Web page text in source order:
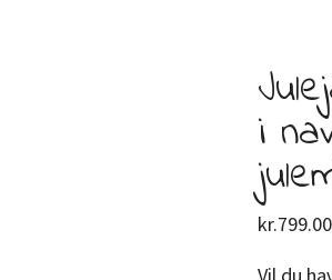
i
kr.799.00